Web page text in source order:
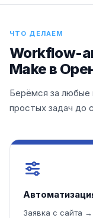
ЧТО ДЕЛАЕМ
Workflow-
Make в
Берёмся за
простых задач до
Заявка с сайта